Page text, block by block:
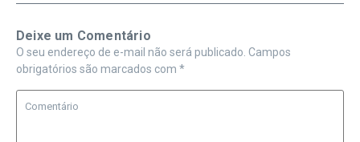
Deixe um Comentário
O seu endereço de e-mail não será publicado. Campos
obrigatórios são marcados com *